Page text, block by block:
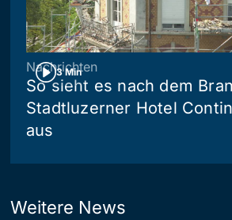
3 Min
Nachrichten
So sieht es nach dem
Stadtluzerner Hotel
aus
Weitere News